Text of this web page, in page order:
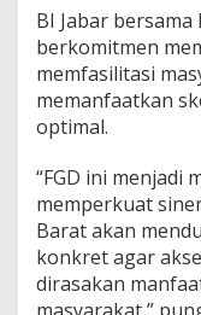
BI Jabar bersama
berkomitmen
memfasilitasi
memanfaatkan
optimal.
“FGD ini menjadi
memperkuat
Barat akan
konkret agar
dirasakan
masyarakat,”